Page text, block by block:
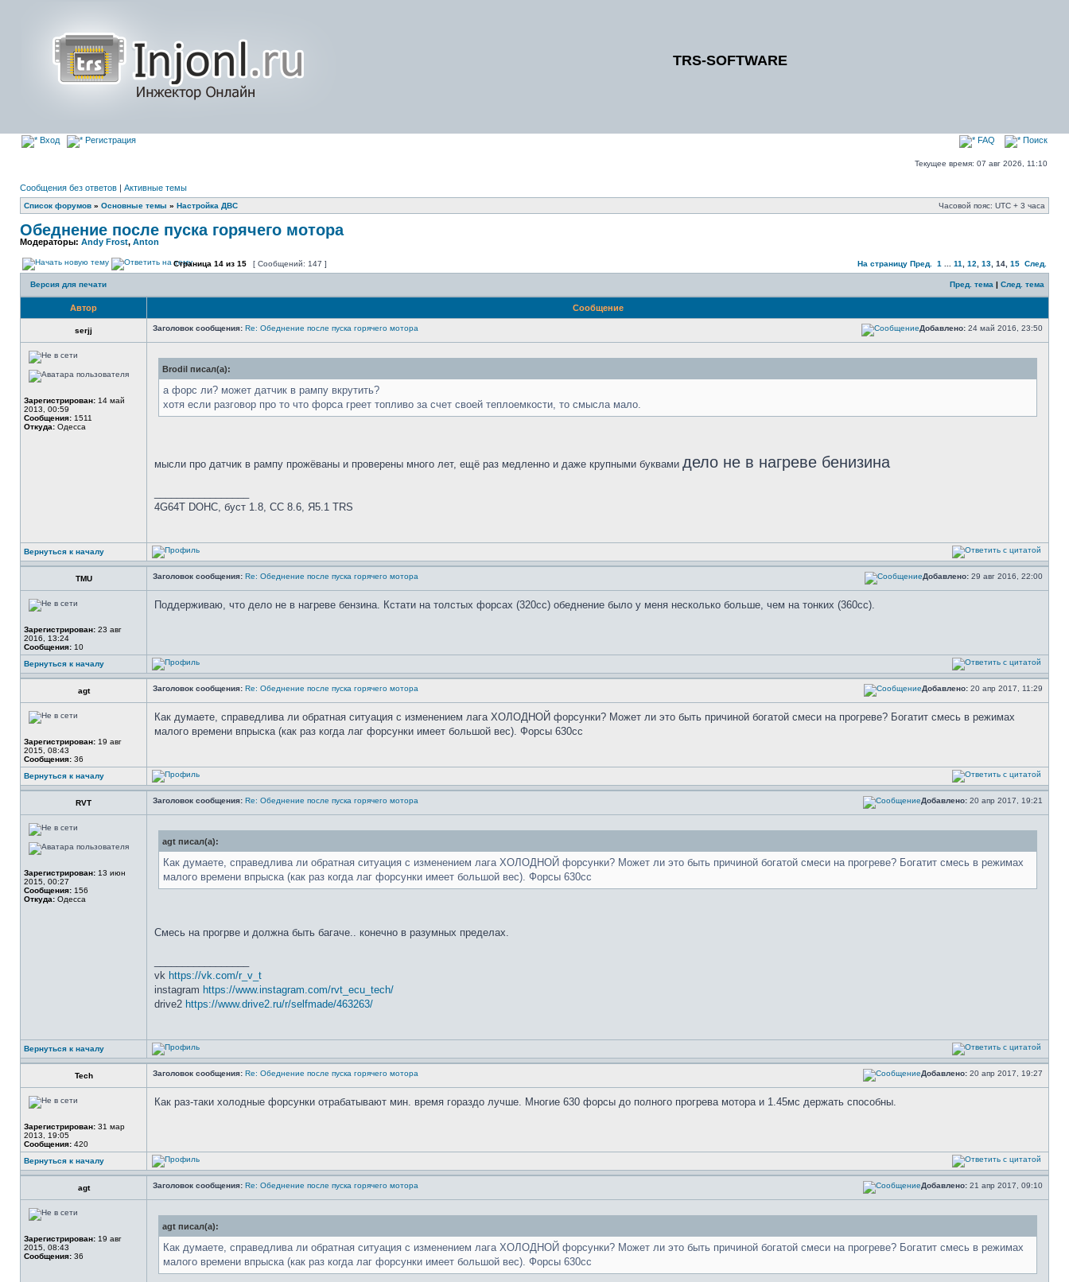
TRS-SOFTWARE
Вход Регистрация FAQ Поиск
Текущее время: 07 авг 2026, 11:10
Сообщения без ответов | Активные темы
Список форумов » Основные темы » Настройка ДВС Часовой пояс: UTC + 3 часа
Обеднение после пуска горячего мотора
Модераторы: Andy Frost, Anton
Страница 14 из 15 [ Сообщений: 147 ] На страницу Пред. 1 11 12 13 14 15 След.
Версия для печати Пред. тема | След. тема
Автор Сообщение
serjj Заголовок сообщения: Re: Обеднение после пуска горячего мотора Добавлено: 24 май 2016, 23:50
Зарегистрирован: 14 май
2013, 00:59
Сообщения: 1511
Откуда: Одесса
Brodil писал(а):
а форс ли? может датчик в рампу вкрутить?
хотя если разговор про то что форса греет топливо за счет своей теплоемкости, то смысла мало.
мысли про датчик в рампу прожёваны и проверены много лет, ещё раз медленно и даже крупными буквами дело не в нагреве бенизина
4G64Т DOHC, буст 1.8, СС 8.6, Я5.1 TRS
Вернуться к началу
TMU Заголовок сообщения: Re: Обеднение после пуска горячего мотора Добавлено: 29 авг 2016, 22:00
Зарегистрирован: 23 авг
2016, 13:24
Сообщения: 10
Поддерживаю, что дело не в нагреве бензина. Кстати на толстых форсах (320сс) обеднение было у меня несколько больше, чем на тонких (360сс).
Вернуться к началу
agt Заголовок сообщения: Re: Обеднение после пуска горячего мотора Добавлено: 20 апр 2017, 11:29
Зарегистрирован: 19 авг
2015, 08:43
Сообщения: 36
Как думаете, справедлива ли обратная ситуация с изменением лага ХОЛОДНОЙ форсунки? Может ли это быть причиной богатой смеси на прогреве? Богатит смесь в режимах
малого времени впрыска (как раз когда лаг форсунки имеет большой вес). Форсы 630сс
Вернуться к началу
RVT Заголовок сообщения: Re: Обеднение после пуска горячего мотора Добавлено: 20 апр 2017, 19:21
Зарегистрирован: 13 июн
2015, 00:27
Сообщения: 156
Откуда: Одесса
agt писал(а):
Как думаете, справедлива ли обратная ситуация с изменением лага ХОЛОДНОЙ форсунки? Может ли это быть причиной богатой смеси на прогреве? Богатит смесь в режимах
малого времени впрыска (как раз когда лаг форсунки имеет большой вес). Форсы 630сс
Смесь на прогрве и должна быть багаче.. конечно в разумных пределах.
vk https://vk.com/r_v_t
instagram https://www.instagram.com/rvt_ecu_tech/
drive2 https://www.drive2.ru/r/selfmade/463263/
Вернуться к началу
Tech Заголовок сообщения: Re: Обеднение после пуска горячего мотора Добавлено: 20 апр 2017, 19:27
Зарегистрирован: 31 мар
2013, 19:05
Сообщения: 420
Как раз-таки холодные форсунки отрабатывают мин. время гораздо лучше. Многие 630 форсы до полного прогрева мотора и 1.45мс держать способны.
Вернуться к началу
agt Заголовок сообщения: Re: Обеднение после пуска горячего мотора Добавлено: 21 апр 2017, 09:10
Зарегистрирован: 19 авг
2015, 08:43
Сообщения: 36
agt писал(а):
Как думаете, справедлива ли обратная ситуация с изменением лага ХОЛОДНОЙ форсунки? Может ли это быть причиной богатой смеси на прогреве? Богатит смесь в режимах
малого времени впрыска (как раз когда лаг форсунки имеет большой вес). Форсы 630сс